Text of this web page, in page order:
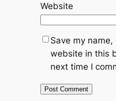
Website
Save my name,
website in this
next time I